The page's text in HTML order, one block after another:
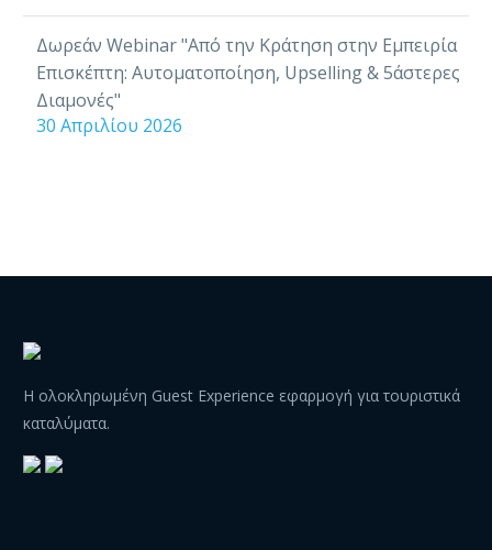
Δωρεάν Webinar "Από την Κράτηση στην Εμπειρία
Επισκέπτη: Αυτοματοποίηση, Upselling & 5άστερες
Διαμονές"
30 Απριλίου 2026
Η ολοκληρωμένη Guest Experience εφαρμογή για τουριστικά
καταλύματα.